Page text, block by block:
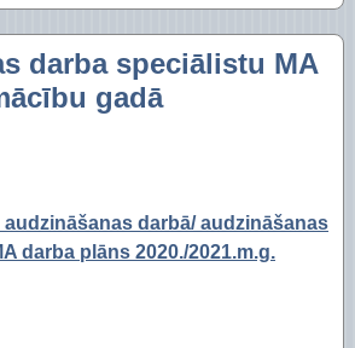
darba speciālistu MA
gadā
darbā/ audzināšanas
darba plāns 2020./2021.m.g.